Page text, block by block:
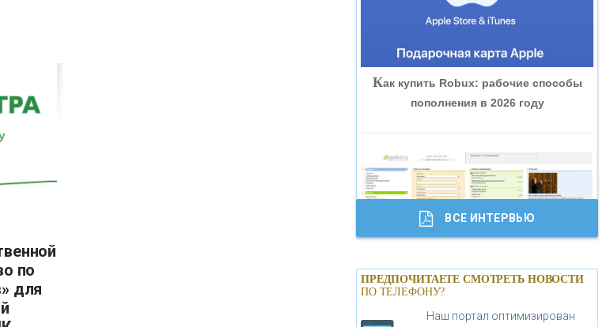
по
для
«БАНК ГЛОБЭКС»
«ТРАСТ»
«ГАЗПРОМБАНК»
«МОСКОВСКИЙ КРЕДИТНЫЙ
БАНК»
Как купить Robux: рабочие способы
пополнения в 2026 году
Банки.ру обновил логотип впервые за
19 лет - «Лента новостей»
ВСЕ ИНТЕРВЬЮ
ПРЕДПОЧИТАЕТЕ СМОТРЕТЬ НОВОСТИ
ПО ТЕЛЕФОНУ?
Наш портал оптимизирован